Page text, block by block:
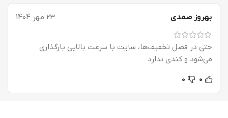
بهروز صمدی 23 مهر 1404
حتی در فصل تخفیف‌ها، سایت با سرعت بالایی بارگذاری
می‌شود و کندی ندارد
0
0